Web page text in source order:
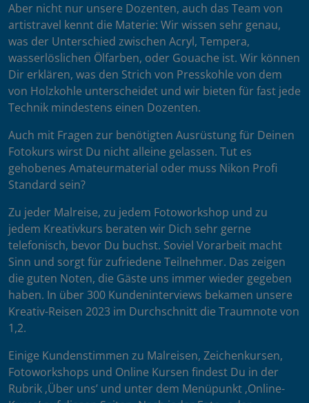
Aber nicht nur unsere Dozenten, auch das Team von
artistravel kennt die Materie: Wir wissen sehr genau,
was der Unterschied zwischen Acryl, Tempera,
wasserlöslichen Ölfarben, oder Gouache ist. Wir können
Dir erklären, was den Strich von Presskohle von dem
von Holzkohle unterscheidet und wir bieten für fast jede
Technik mindestens einen Dozenten.
Auch mit Fragen zur benötigten Ausrüstung für Deinen
Fotokurs wirst Du nicht alleine gelassen. Tut es
gehobenes Amateurmaterial oder muss Nikon Profi
Standard sein?
Zu jeder Malreise, zu jedem Fotoworkshop und zu
jedem Kreativkurs beraten wir Dich sehr gerne
telefonisch, bevor Du buchst. Soviel Vorarbeit macht
Sinn und sorgt für zufriedene Teilnehmer. Das zeigen
die guten Noten, die Gäste uns immer wieder gegeben
haben. In über 300 Kundeninterviews bekamen unsere
Kreativ-Reisen 2023 im Durchschnitt die Traumnote von
1,2.
Einige Kundenstimmen zu Malreisen, Zeichenkursen,
Fotoworkshops und Online Kursen findest Du in der
Rubrik ‚Über uns’ und unter dem Menüpunkt ‚Online-